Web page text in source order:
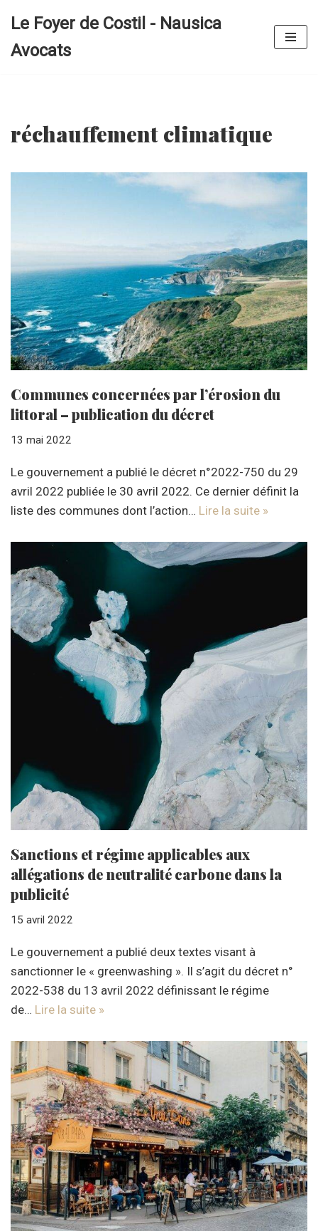
au
Le Foyer de Costil - Nausica
Avocats
réchauffement climatique
Communes concernées par l’érosion du
littoral – publication du décret
13 mai 2022
Le gouvernement a publié le décret n°2022-750 du 29
avril 2022 publiée le 30 avril 2022. Ce dernier définit la
liste des communes dont l’action… Lire la suite »
Sanctions et régime applicables aux
allégations de neutralité carbone dans la
publicité
15 avril 2022
Le gouvernement a publié deux textes visant à
sanctionner le « greenwashing ». Il s’agit du décret n°
2022-538 du 13 avril 2022 définissant le régime
de… Lire la suite »